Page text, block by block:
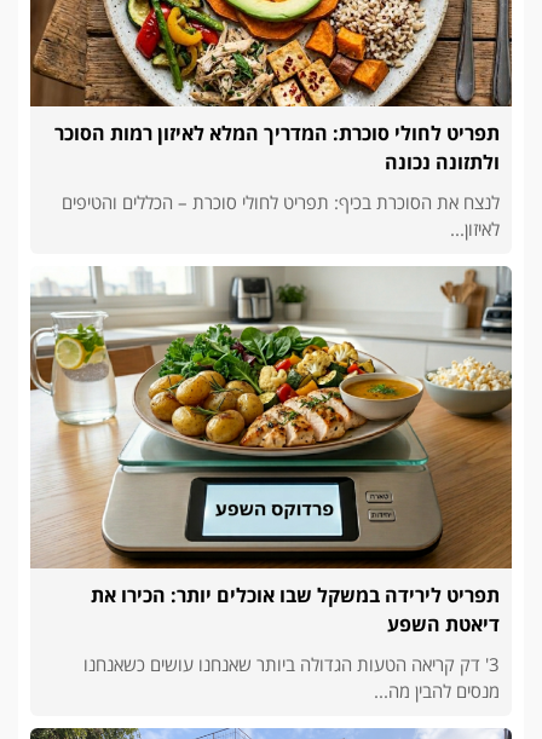
תפריט לחולי סוכרת: המדריך המלא לאיזון רמות הסוכר
ולתזונה נכונה
לנצח את הסוכרת בכיף: תפריט לחולי סוכרת – הכללים והטיפים
לאיזון...
תפריט לירידה במשקל שבו אוכלים יותר: הכירו את
דיאטת השפע
3' דק קריאה הטעות הגדולה ביותר שאנחנו עושים כשאנחנו
מנסים להבין מה...